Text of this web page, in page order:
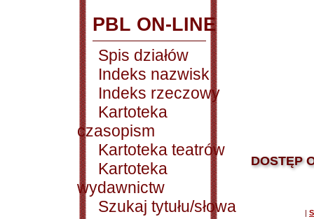
PBL ON-LINE
Spis działów
Indeks nazwisk
Indeks rzeczowy
Kartoteka
czasopism
Kartoteka teatrów
Kartoteka
wydawnictw
Szukaj tytułu/słowa
DOSTĘP
|